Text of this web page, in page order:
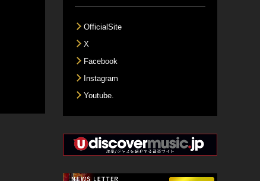
OfficialSite
X
Facebook
Instagram
Youtube.